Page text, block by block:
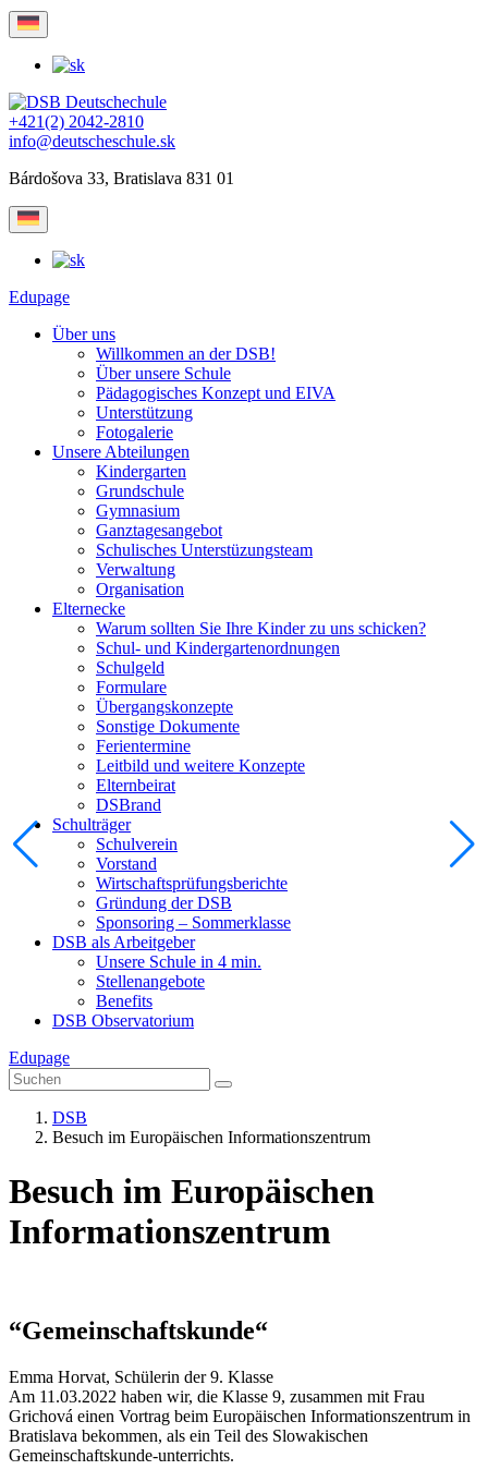
+421(2) 2042-2810
info@deutscheschule.sk
Bárdošova 33, Bratislava 831 01
Edupage
Über uns
Willkommen an der DSB!
Über unsere Schule
Pädagogisches Konzept und EIVA
Unterstützung
Fotogalerie
Unsere Abteilungen
Kindergarten
Grundschule
Gymnasium
Ganztagesangebot
Schulisches Unterstüzungsteam
Verwaltung
Organisation
Elternecke
Warum sollten Sie Ihre Kinder zu uns schicken?
Schul- und Kindergartenordnungen
Schulgeld
Formulare
Übergangskonzepte
Sonstige Dokumente
Ferientermine
Leitbild und weitere Konzepte
Elternbeirat
DSBrand
Schulträger
Schulverein
Vorstand
Wirtschaftsprüfungsberichte
Gründung der DSB
Sponsoring – Sommerklasse
DSB als Arbeitgeber
Unsere Schule in 4 min.
Stellenangebote
Benefits
DSB Observatorium
Edupage
DSB
Besuch im Europäischen Informationszentrum
Besuch im Europäischen
Informationszentrum
“Gemeinschaftskunde“
Emma Horvat, Schülerin der 9. Klasse
Am 11.03.2022 haben wir, die Klasse 9, zusammen mit Frau
Grichová einen Vortrag beim Europäischen Informationszentrum in
Bratislava bekommen, als ein Teil des Slowakischen
Gemeinschaftskunde-unterrichts.